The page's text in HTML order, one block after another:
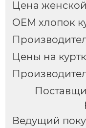
Цена
OEM хлопок
Цены на
Ведущий